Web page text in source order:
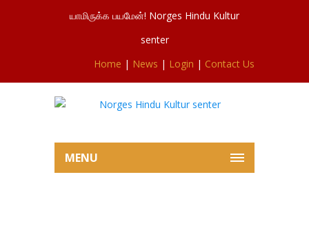
யாமிருக்க பயமேன்! Norges Hindu Kultur
senter
Home | News | Login | Contact Us
MENU